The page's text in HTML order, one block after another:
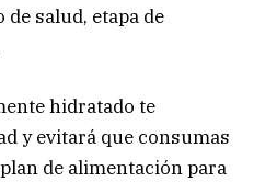
salud, etapa de
hidratado te
y evitará que consumas
de alimentación para